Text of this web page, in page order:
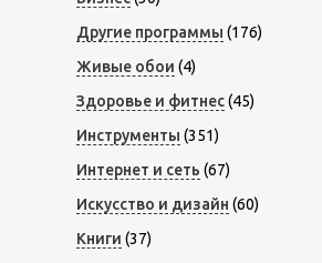
Другие программы (176)
Живые обои (4)
Здоровье и фитнес(45)
Инструменты (351)
Интернет и сеть (67)
Искусство и дизайн (60)
Книги (37)